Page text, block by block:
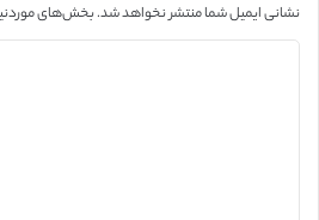
نشانی ایمیل شما منتشر نخواهد شد.بخش‌های